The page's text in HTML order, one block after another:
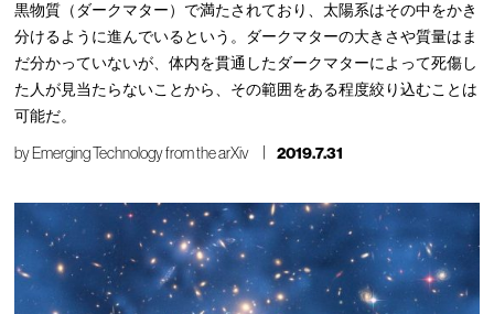
黒物質（ダークマター）で満たされており、太陽系はその中をかき
分けるように進んでいるという。ダークマターの大きさや質量はま
だ分かっていないが、体内を貫通したダークマターによって死傷し
た人が見当たらないことから、その範囲をある程度絞り込むことは
可能だ。
byEmerging Technology from the arXiv 2019.7.31